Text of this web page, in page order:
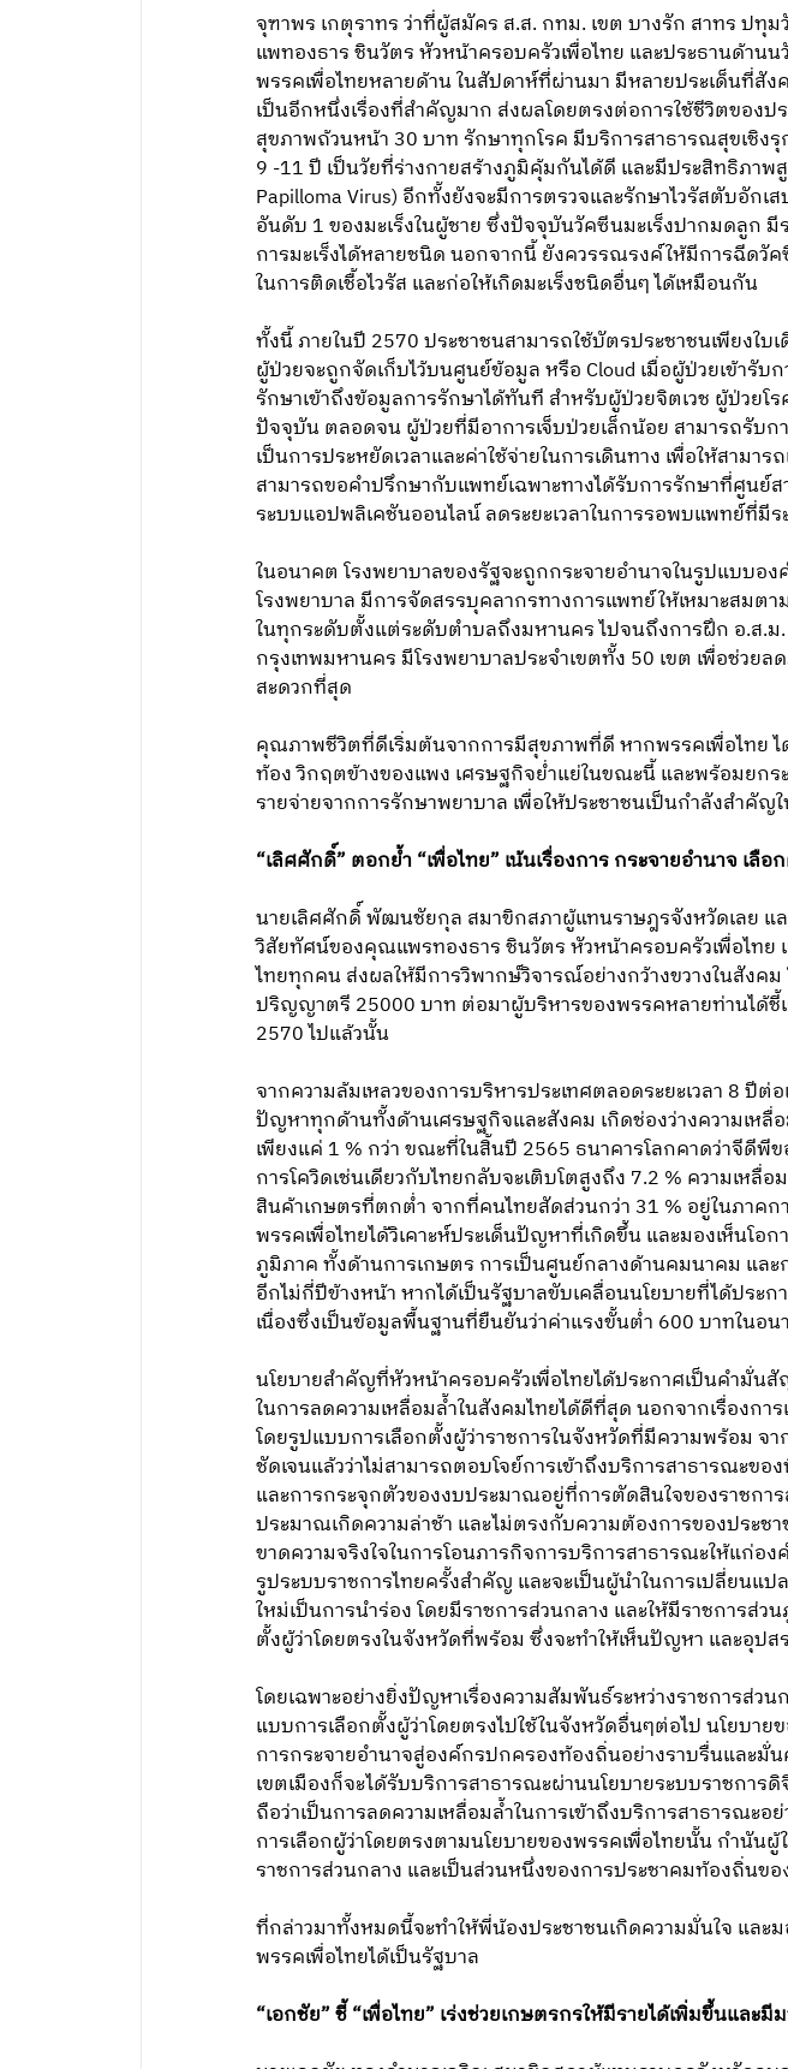
จุฑาพร เกตุราทร ว่าที่ผู้สมัคร ส.ส. กทม. เขต บางรัก สาทร ป
แพทองธาร ชินวัตร หัวหน้าครอบครัวเพื่อไทย และประธานด้าน
พรรคเพื่อไทยหลายด้าน ในสัปดาห์ที่ผ่านมา มีหลายประเด็นที่สั
เป็นอีกหนึ่งเรื่องที่สำคัญมาก ส่งผลโดยตรงต่อการใช้ชีวิตของ
สุขภาพถ้วนหน้า 30 บาท รักษาทุกโรค มีบริการสาธารณสุขเชิง
9 -11 ปี เป็นวัยที่ร่างกายสร้างภูมิคุ้มกันได้ดี และมีประสิทธิภาพ
Papilloma Virus) อีกทั้งยังจะมีการตรวจและรักษาไวรัสตับอัก
อันดับ 1 ของมะเร็งในผู้ชาย ซึ่งปัจจุบันวัคซีนมะเร็งปากมดลูก
การมะเร็งได้หลายชนิด นอกจากนี้ ยังควรรณรงค์ให้มีการฉีดวัค
ในการติดเชื้อไวรัส และก่อให้เกิดมะเร็งชนิดอื่นๆ ได้เหมือนกัน
ทั้งนี้ ภายในปี 2570 ประชาชนสามารถใช้บัตรประชาชนเพียงใบ
ผู้ป่วยจะถูกจัดเก็บไว้บนศูนย์ข้อมูล หรือ Cloud เมื่อผู้ป่วยเข้า
รักษาเข้าถึงข้อมูลการรักษาได้ทันที สำหรับผู้ป่วยจิตเวช ผู้ป่วยโ
ปัจจุบัน ตลอดจน ผู้ป่วยที่มีอาการเจ็บป่วยเล็กน้อย สามารถรับก
เป็นการประหยัดเวลาและค่าใช้จ่ายในการเดินทาง เพื่อให้สาม
สามารถขอคำปรึกษากับแพทย์เฉพาะทางได้รับการรักษาที่ศูน
ระบบแอปพลิเคชันออนไลน์ ลดระยะเวลาในการรอพบแพทย์ที่มีร
ในอนาคต โรงพยาบาลของรัฐจะถูกกระจายอำนาจในรูปแบบ
โรงพยาบาล มีการจัดสรรบุคลากรทางการแพทย์ให้เหมาะส
ในทุกระดับตั้งแต่ระดับตำบลถึงมหานคร ไปจนถึงการฝึก อ.ส.
กรุงเทพมหานคร มีโรงพยาบาลประจำเขตทั้ง 50 เขต เพื่อช่วย
สะดวกที่สุด
คุณภาพชีวิตที่ดีเริ่มต้นจากการมีสุขภาพที่ดี หากพรรคเพื่อไทย
ท้อง วิกฤตข้างของแพง เศรษฐกิจย่ำแย่ในขณะนี้ และพร้อมยก
รายจ่ายจากการรักษาพยาบาล เพื่อให้ประชาชนเป็นกำลังสำคั
“เลิศศักดิ์” ตอกย้ำ “เพื่อไทย” เน้นเรื่องการ กระจายอำนาจ เ
นายเลิศศักดิ์ พัฒนชัยกุล สมาขิกสภาผู้แทนราษฎรจังหวัดเลย แ
วิสัยทัศน์ของคุณแพรทองธาร ชินวัตร หัวหน้าครอบครัวเพื่อไทย
ไทยทุกคน ส่งผลให้มีการวิพากษ์วิจารณ์อย่างกว้างขวางในสังคม
ปริญญาตรี 25000 บาท ต่อมาผู้บริหารของพรรคหลายท่านได้ชี้
2570 ไปแล้วนั้น
จากความล้มเหลวของการบริหารประเทศตลอดระยะเวลา 8 ปี
ปัญหาทุกด้านทั้งด้านเศรษฐกิจและสังคม เกิดช่องว่างความเห
เพียงแค่ 1 % กว่า ขณะที่ในสิ้นปี 2565 ธนาคารโลกคาดว่าจีดี
การโควิดเช่นเดียวกับไทยกลับจะเติบโตสูงถึง 7.2 % ความเหลื่
สินค้าเกษตรที่ตกต่ำ จากที่คนไทยสัดส่วนกว่า 31 % อยู่ในภาคก
พรรคเพื่อไทยได้วิเคาะห์ประเด็นปัญหาที่เกิดขึ้น และมองเห็นโอ
ภูมิภาค ทั้งด้านการเกษตร การเป็นศูนย์กลางด้านคมนาคม และ
อีกไม่กี่ปีข้างหน้า หากได้เป็นรัฐบาลขับเคลื่อนนโยบายที่ได้ประ
เนื่องซึ่งเป็นข้อมูลพื้นฐานที่ยืนยันว่าค่าแรงขั้นต่ำ 600 บาทในอ
นโยบายสำคัญที่หัวหน้าครอบครัวเพื่อไทยได้ประกาศเป็นคำมั่
ในการลดความเหลื่อมล้ำในสังคมไทยได้ดีที่สุด นอกจากเรื่องก
โดยรูปแบบการเลือกตั้งผู้ว่าราชการในจังหวัดที่มีความพร้อม
ชัดเจนแล้วว่าไม่สามารถตอบโจย์การเข้าถึงบริการสาธารณะข
และการกระจุกตัวของงบประมาณอยู่ที่การตัดสินใจของราชกา
ประมาณเกิดความล่าช้า และไม่ตรงกับความต้องการของประ
ขาดความจริงใจในการโอนภารกิจการบริการสาธารณะให้แก่
รูประบบราชการไทยครั้งสำคัญ และจะเป็นผู้นำในการเปลี่ยนแ
ใหม่เป็นการนำร่อง โดยมีราชการส่วนกลาง และให้มีราชการส่
ตั้งผู้ว่าโดยตรงในจังหวัดที่พร้อม ซึ่งจะทำให้เห็นปัญหา และอุปส
โดยเฉพาะอย่างยิ่งปัญหาเรื่องความสัมพันธ์ระหว่างราชการส่
แบบการเลือกตั้งผู้ว่าโดยตรงไปใช้ในจังหวัดอื่นๆต่อไป นโยบา
การกระจายอำนาจสู่องค์กรปกครองท้องถิ่นอย่างราบรื่นและ
เขตเมืองก็จะได้รับบริการสาธารณะผ่านนโยบายระบบราชกา
ถือว่าเป็นการลดความเหลื่อมล้ำในการเข้าถึงบริการสาธารณะ
การเลือกผู้ว่าโดยตรงตามนโยบายของพรรคเพื่อไทยนั้น กำนัน
ราชการส่วนกลาง และเป็นส่วนหนึ่งของการประชาคมท้องถิ่นข
ที่กล่าวมาทั้งหมดนี้จะทำให้พี่น้องประชาชนเกิดความมั่นใจ และ
พรรคเพื่อไทยได้เป็นรัฐบาล
“เอกชัย” ชี้ “เพื่อไทย” เร่งช่วยเกษตรกรให้มีรายได้เพิ่มขึ้นและ